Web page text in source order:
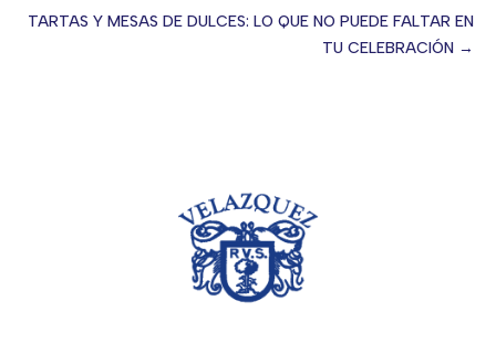
Posts
TARTAS Y MESAS DE DULCES: LO QUE NO PUEDE FALTAR EN
TU CELEBRACIÓN →